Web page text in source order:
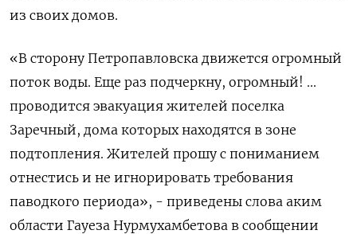
из своих домов.
«В сторону Петропавловска движется огромный
поток воды. Еще раз подчеркну, огромный! ...
проводится эвакуация жителей поселка
Заречный, дома которых находятся в зоне
подтопления. Жителей прошу с пониманием
отнестись и не игнорировать требования
паводкого периода», - приведены слова аким
области Гауеза Нурмухамбетова в сообщении